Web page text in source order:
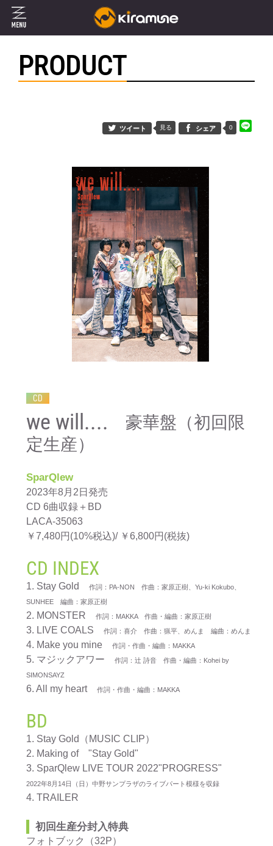
PRODUCT
シェア 0
ツイート 見る
CD
we will.... 豪華盤（初回限
定生産）
SparQlew
2023年8月2日発売
CD 6曲収録＋BD
LACA-35063
￥7,480円(10%税込)/ ￥6,800円(税抜)
CD INDEX
1. Stay Gold作詞：PA-NON 作曲：家原正樹、Yu-ki Kokubo、
SUNHEE 編曲：家原正樹
2. MONSTER作詞：MAKKA 作曲・編曲：家原正樹
3. LIVE COALS作詞：喜介 作曲：猟平、めんま 編曲：めんま
4. Make you mine作詞・作曲・編曲：MAKKA
5. マジックアワー作詞：辻 詩音 作曲・編曲：Kohei by
SIMONSAYZ
6. All my heart作詞・作曲・編曲：MAKKA
BD
1. Stay Gold（MUSIC CLIP）
2. Making of "Stay Gold"
3. SparQlew LIVE TOUR 2022"PROGRESS"
2022年8月14日（日）中野サンプラザのライブパート模様を収録
4. TRAILER
初回生産分封入特典
フォトブック（32P）